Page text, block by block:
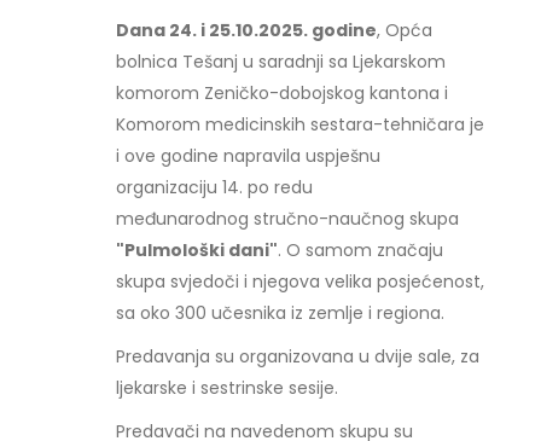
Dana 24. i 25.10.2025. godine, Opća
bolnica Tešanj u saradnji sa Ljekarskom
komorom Zeničko-dobojskog kantona i
Komorom medicinskih sestara-tehničara je
i ove godine napravila uspješnu
organizaciju 14. po redu
međunarodnog stručno-naučnog skupa
"Pulmološki dani". O samom značaju
skupa svjedoči i njegova velika posjećenost,
sa oko 300 učesnika iz zemlje i regiona.
Predavanja su organizovana u dvije sale, za
ljekarske i sestrinske sesije.
Predavači na navedenom skupu su